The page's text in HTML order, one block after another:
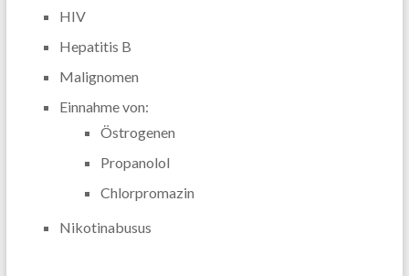
HIV
Hepatitis B
Malignomen
Einnahme von:
Östrogenen
Propanolol
Chlorpromazin
Nikotinabusus